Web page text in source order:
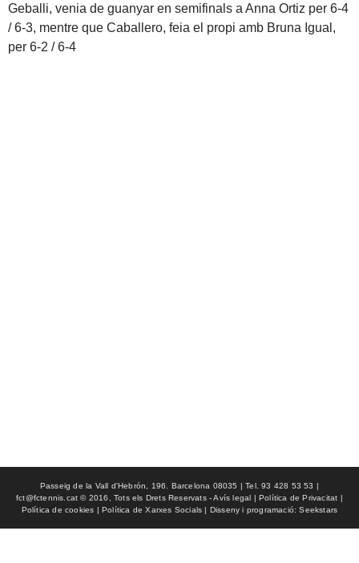
Geballi, venia de guanyar en semifinals a Anna Ortiz per 6-4
/ 6-3, mentre que Caballero, feia el propi amb Bruna Igual,
per 6-2 / 6-4
Passeig de la Vall d'Hebrón, 196. Barcelona 08035 | Tel. 93 428 53 53 |
fct@fctennis.cat © 2016, Tots els Drets Reservats - Avís legal | Política de Privacitat |
Política de cookies | Política de Xarxes Socials | Disseny i programació: Seekstars